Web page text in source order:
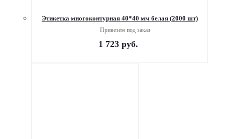
Этикетка многоконтурная 40*40 мм белая (2000 шт)
Привезем под заказ
1 723руб.